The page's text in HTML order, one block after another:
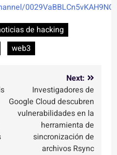
de hacking
web3
Next:
Investigadores de
Google Cloud descubren
vulnerabilidades en la
herramienta de
sincronización de
archivos Rsync